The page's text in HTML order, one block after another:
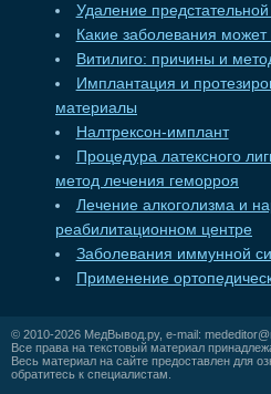
Удаление
Какие заболевания
Витилиго: причины и
Имплантация и
материалы
Налтрексон-имплант
Процедура латексного
метод лечения геморроя
Лечение алкоголизма и
реабилитационном центре
Заболевания иммунной
Применение
© 2010-2026 МедВывод.ру, e-mail:
Все права на текстовый материал
Весь материал на сайте предоставлен для
обратитесь к специалистам.